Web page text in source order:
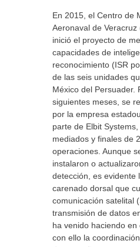
En 2015, el Centro de
Aeronaval de Veracruz
inició el proyecto de
capacidades de
reconocimiento (ISR
de las seis unidades
México del Persuader.
siguientes meses, se
por la empresa
parte de Elbit
mediados y finales de
operaciones. Aunque
instalaron o
detección, es evidente
carenado dorsal que
comunicación satelital
transmisión de datos
ha venido haciendo en
con ello la